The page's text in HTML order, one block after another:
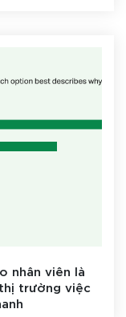
nhân viên là
trường việc